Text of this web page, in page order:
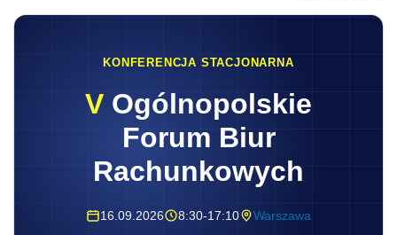
KONFERENCJA STACJONARNA
V Ogólnopolskie
Forum Biur
Rachunkowych
16.09.2026 8:30-17:10 Warszawa